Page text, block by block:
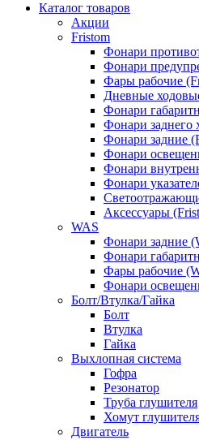
Каталог товаров
Акции
Fristom
Фонари
Фонари
Фары рабочие
Дневные
Фонари
Фонари заднего
Фонари задние
Фонари
Фонари
Фонари
Аксессуары
WAS
Фонари задние
Фонари
Фары рабочие
Фонари
Болт/Втулка/Гайка
Болт
Втулка
Гайка
Выхлопная система
Гофра
Резонатор
Труба глушителя
Хомут
Двигатель